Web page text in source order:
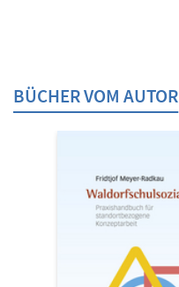
BÜCHER VOM AUTOR